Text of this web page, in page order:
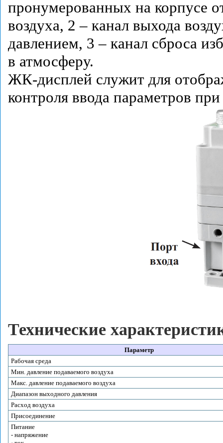
пронумерованных на корпусе
воздуха, 2 – канал выхода
давлением, 3 – канал сброса
в атмосферу.
ЖК-дисплей служит для
контроля ввода параметров при
Технические
Параметр
Рабочая среда
Мин. давление подаваемого воздуха
Макс. давление подаваемого воздуха
Диапазон выходного давления
Расход воздуха
Присоединение
Питание
- напряжение